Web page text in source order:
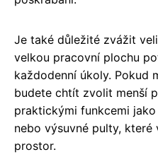
Je také důležité zvážit
velkou pracovní plochu
každodenní úkoly. Pokud
budete chtít zvolit menší
praktickými funkcemi
nebo výsuvné pulty,
prostor.